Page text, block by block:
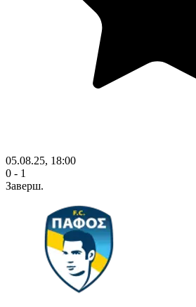
05.08.25, 18:00
0 - 1
Заверш.